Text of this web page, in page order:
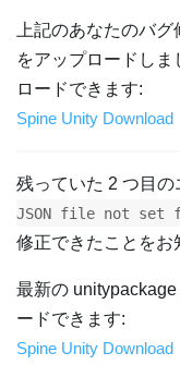
上記のあなたのバ
をアップロードし
ロードできます:
Spine Unity Download
残っていた 2 つ目
JSON file not
修正できたことをお
最新の
ードできます:
Spine Unity Download